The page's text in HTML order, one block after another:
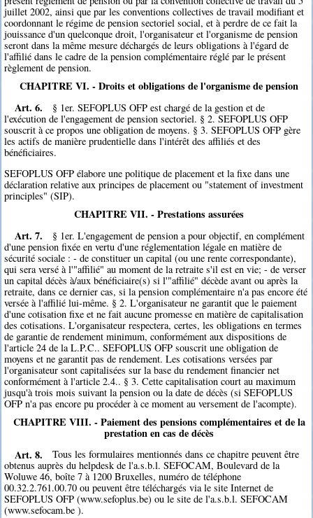
juillet 2002, ainsi que par les conventions collectives de travail modifiant et
coordonnant le régime de pension sectoriel social, et à perdre de ce fait la
jouissance d'un quelconque droit, l'organisateur et l'organisme de pension
seront dans la même mesure déchargés de leurs obligations à l'égard de
l'affilié dans le cadre de la pension complémentaire réglé par le présent
règlement de pension.
CHAPITRE VI. - Droits et obligations de l'organisme de pension
Art. 6.
§ 1er. SEFOPLUS OFP est chargé de la gestion et de
l'exécution de l'engagement de pension sectoriel. § 2. SEFOPLUS OFP
souscrit à ce propos une obligation de moyens. § 3. SEFOPLUS OFP gère
les actifs de manière prudentielle dans l'intérêt des affiliés et des
bénéficiaires.
SEFOPLUS OFP élabore une politique de placement et la fixe dans une
déclaration relative aux principes de placement ou "statement of investment
principles" (SIP).
CHAPITRE VII. - Prestations assurées
Art. 7.
§ 1er. L'engagement de pension a pour objectif, en complément
d'une pension fixée en vertu d'une réglementation légale en matière de
sécurité sociale : - de constituer un capital (ou une rente correspondante),
qui sera versé à l'"affilié" au moment de la retraite s'il est en vie; - de verser
un capital décès à/aux bénéficiaire(s) si l'"affilié" décède avant ou après la
retraite, dans ce dernier cas, si la pension complémentaire n'a pas encore été
versée à l'affilié lui-même. § 2. L'organisateur ne garantit que le paiement
d'une cotisation fixe et ne fait aucune promesse en matière de capitalisation
des cotisations. L'organisateur respectera, certes, les obligations en termes
de garantie de rendement minimum, conformément aux dispositions de
l'article 24 de la L.P.C.. SEFOPLUS OFP souscrit une obligation de
moyens et ne garantit pas de rendement. Les cotisations versées par
l'organisateur sont capitalisées sur la base du rendement financier net
conformément à l'article 2.4.. § 3. Cette capitalisation court au maximum
jusqu'à trois mois suivant la pension ou la date de décès (si SEFOPLUS
OFP n'a pas encore pu procéder à ce moment au versement de l'acompte).
CHAPITRE VIII. - Paiement des pensions complémentaires et de la
prestation en cas de décès
Art. 8.
Tous les formulaires mentionnés dans ce chapitre peuvent être
obtenus auprès du helpdesk de l'a.s.b.l. SEFOCAM, Boulevard de la
Woluwe 46, boîte 7 à 1200 Bruxelles, numéro de téléphone
00.32.2.761.00.70 ou peuvent être téléchargés via le site Internet de
SEFOPLUS OFP (www.sefoplus.be) ou le site de l'a.s.b.l. SEFOCAM
(www.sefocam.be ).